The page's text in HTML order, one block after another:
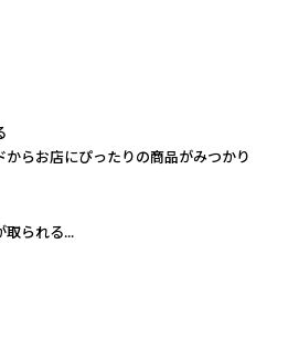
からお店にぴったりの商品がみつかり
取られる...